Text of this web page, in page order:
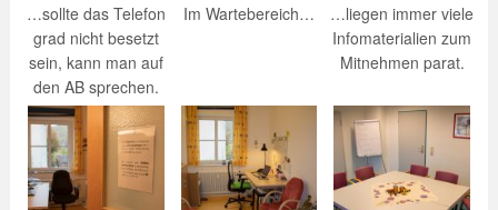
…sollte das Telefon
grad nicht besetzt
sein, kann man auf
den AB sprechen.
Im Wartebereich…
…liegen immer viele
Infomaterialien zum
Mitnehmen parat.